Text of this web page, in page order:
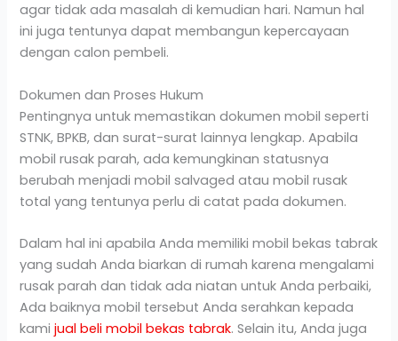
agar tidak ada masalah di kemudian hari. Namun hal
ini juga tentunya dapat membangun kepercayaan
dengan calon pembeli.
Dokumen dan Proses Hukum
Pentingnya untuk memastikan dokumen mobil seperti
STNK, BPKB, dan surat-surat lainnya lengkap. Apabila
mobil rusak parah, ada kemungkinan statusnya
berubah menjadi mobil salvaged atau mobil rusak
total yang tentunya perlu di catat pada dokumen.
Dalam hal ini apabila Anda memiliki mobil bekas tabrak
yang sudah Anda biarkan di rumah karena mengalami
rusak parah dan tidak ada niatan untuk Anda perbaiki,
Ada baiknya mobil tersebut Anda serahkan kepada
kamijual beli mobil bekas tabrak. Selain itu, Anda juga